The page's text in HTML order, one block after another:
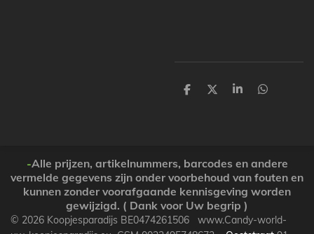
P
e
P
e
P
e
P
e
-Alle prijzen, artikelnummers, barcodes en andere
vermelde gegevens zijn onder voorbehoud van fouten en
kunnen zonder voorafgaande kennisgeving worden
gewijzigd. ( Dank voor Uw begrip )
© 2026 Koopjesparadijs BE0474261506 www.Candy-world-